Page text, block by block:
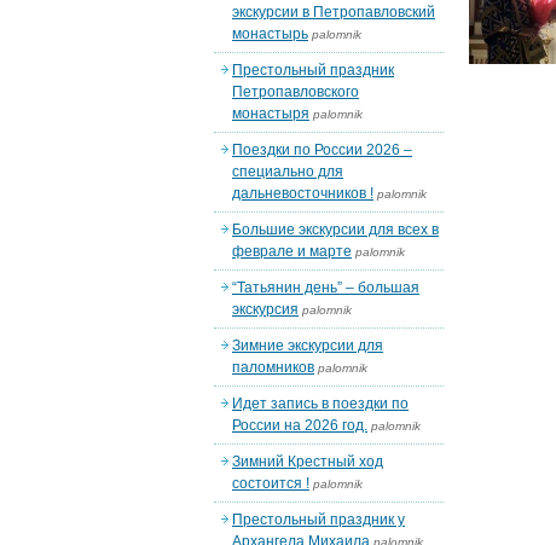
экскурсии в Петропавловский
монастырь palomnik
Престольный праздник
Петропавловского
монастыря palomnik
Поездки по России 2026 –
специально для
дальневосточников ! palomnik
Большие экскурсии для всех в
феврале и марте palomnik
“Татьянин день” – большая
экскурсия palomnik
Зимние экскурсии для
паломников palomnik
Идет запись в поездки по
России на 2026 год. palomnik
Зимний Крестный ход
состоится ! palomnik
Престольный праздник у
Архангела Михаила palomnik